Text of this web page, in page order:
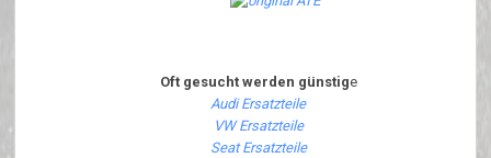
Oft gesucht werden günstige
Audi Ersatzteile
VW Ersatzteile
Seat Ersatzteile